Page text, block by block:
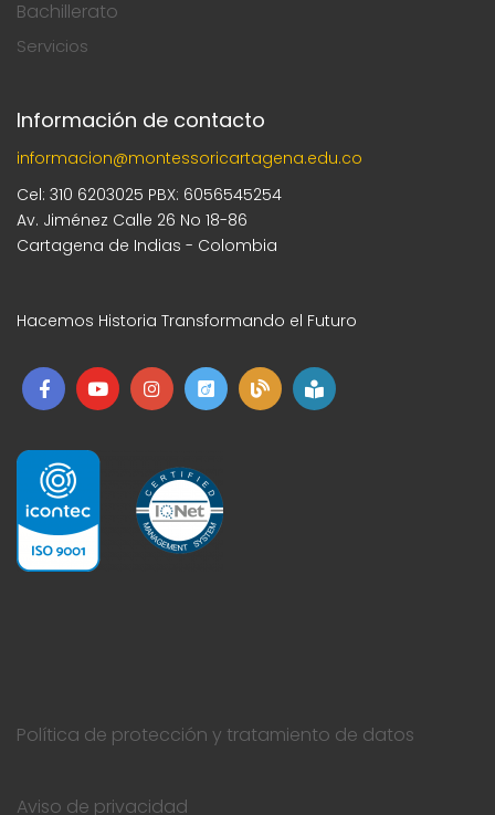
Bachillerato
Servicios
Información de contacto
informacion@montessoricartagena.edu.co
Cel: 310 6203025 PBX: 6056545254
Av. Jiménez Calle 26 No 18-86
Cartagena de Indias - Colombia
Hacemos Historia Transformando el Futuro
Política de protección y tratamiento de datos
Aviso de privacidad